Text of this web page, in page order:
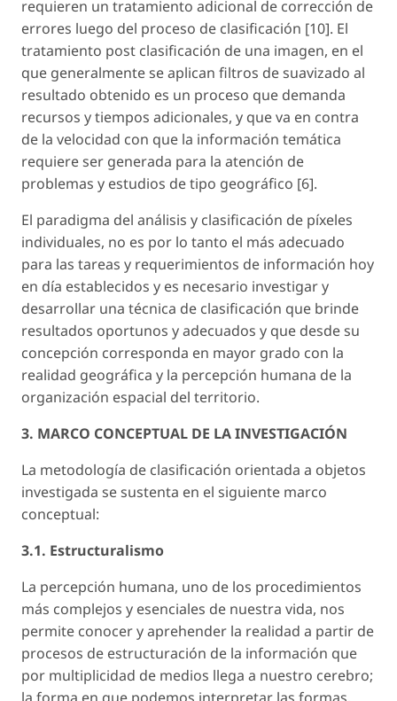
requieren un tratamiento adicional de corrección de
errores luego del proceso de clasificación [10]. El
tratamiento post clasificación de una imagen, en el
que generalmente se aplican filtros de suavizado al
resultado obtenido es un proceso que demanda
recursos y tiempos adicionales, y que va en contra
de la velocidad con que la información temática
requiere ser generada para la atención de
problemas y estudios de tipo geográfico [6].
El paradigma del análisis y clasificación de píxeles
individuales, no es por lo tanto el más adecuado
para las tareas y requerimientos de información hoy
en día establecidos y es necesario investigar y
desarrollar una técnica de clasificación que brinde
resultados oportunos y adecuados y que desde su
concepción corresponda en mayor grado con la
realidad geográfica y la percepción humana de la
organización espacial del territorio.
3. MARCO CONCEPTUAL DE LA INVESTIGACIÓN
La metodología de clasificación orientada a objetos
investigada se sustenta en el siguiente marco
conceptual:
3.1. Estructuralismo
La percepción humana, uno de los procedimientos
más complejos y esenciales de nuestra vida, nos
permite conocer y aprehender la realidad a partir de
procesos de estructuración de la información que
por multiplicidad de medios llega a nuestro cerebro;